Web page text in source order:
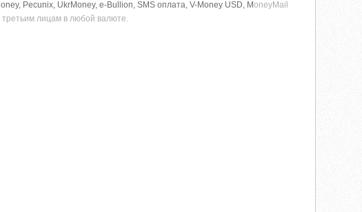
Pecunix, UkrMoney, e-Bullion, SMS оплата, V-Money USD, MoneyMail
лицам в любой валюте.